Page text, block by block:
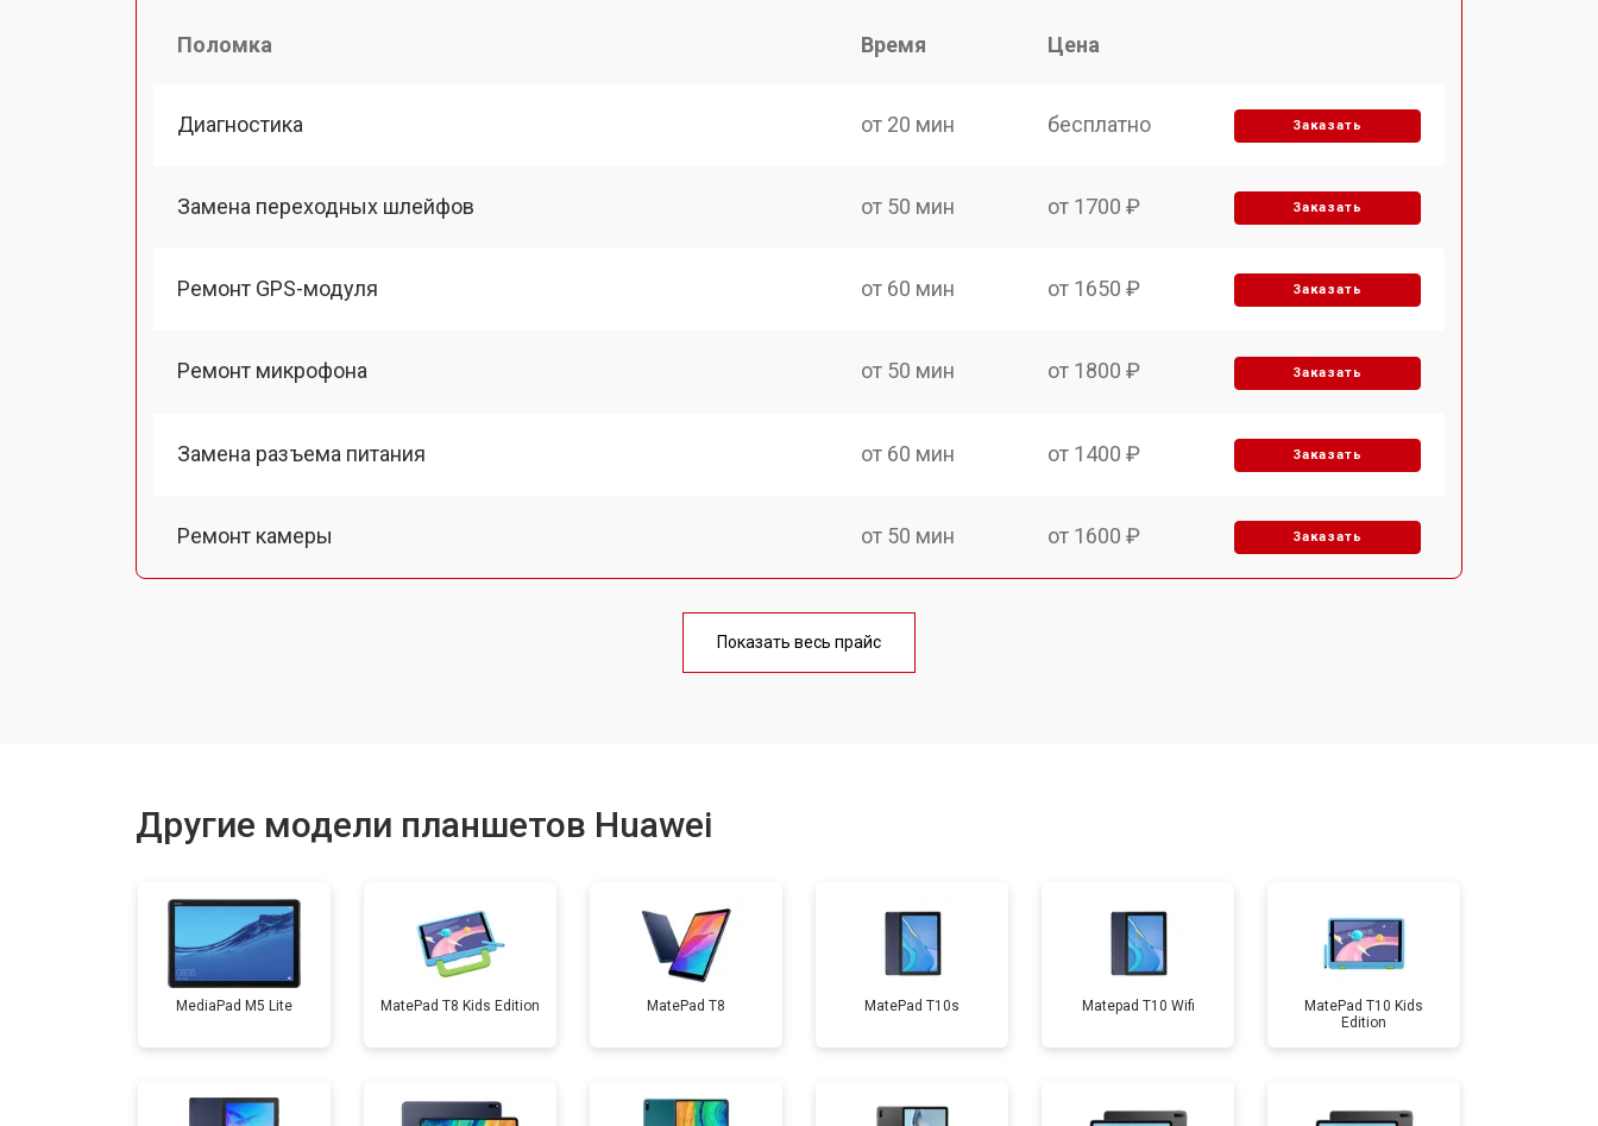
Поломка Время Цена
Диагностика от 20 мин бесплатно Заказать
Замена переходных шлейфов от 50 мин от 1700 ₽ Заказать
Ремонт GPS-модуля от 60 мин от 1650 ₽ Заказать
Ремонт микрофона от 50 мин от 1800 ₽ Заказать
Замена разъема питания от 60 мин от 1400 ₽ Заказать
Ремонт камеры от 50 мин от 1600 ₽ Заказать
от 70 мин
Замена дисплея (экрана) от 90 мин от 3200 ₽ Заказать
Заказать
Замена Wi-Fi от 60 мин от 1700 ₽ Заказать
Показать весь прайс
Другие модели планшетов Huawei
MediaPad M5 Lite MatePad T8 Kids Edition MatePad T8 MatePad T10s Matepad T10 Wifi
MatePad T10 Kids
Edition